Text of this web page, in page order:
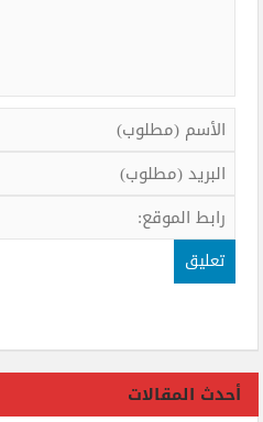
أحدث المقالات